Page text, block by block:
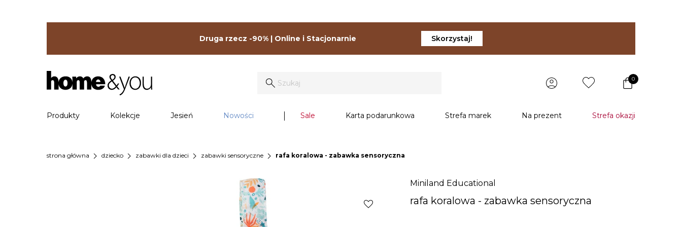
Druga rzecz -90% | Online i Stacjonarnie Skorzystaj!
0
Produkty Kolekcje Jesień Nowości Sale Karta podarunkowa Strefa marek Na prezent Strefa okazji
strona główna chevron_right dziecko chevron_right zabawki dla dzieci chevron_right zabawki sensoryczne chevron_right rafa koralowa - zabawka sensoryczna
Miniland Educational
rafa koralowa - zabawka sensoryczna
favorite